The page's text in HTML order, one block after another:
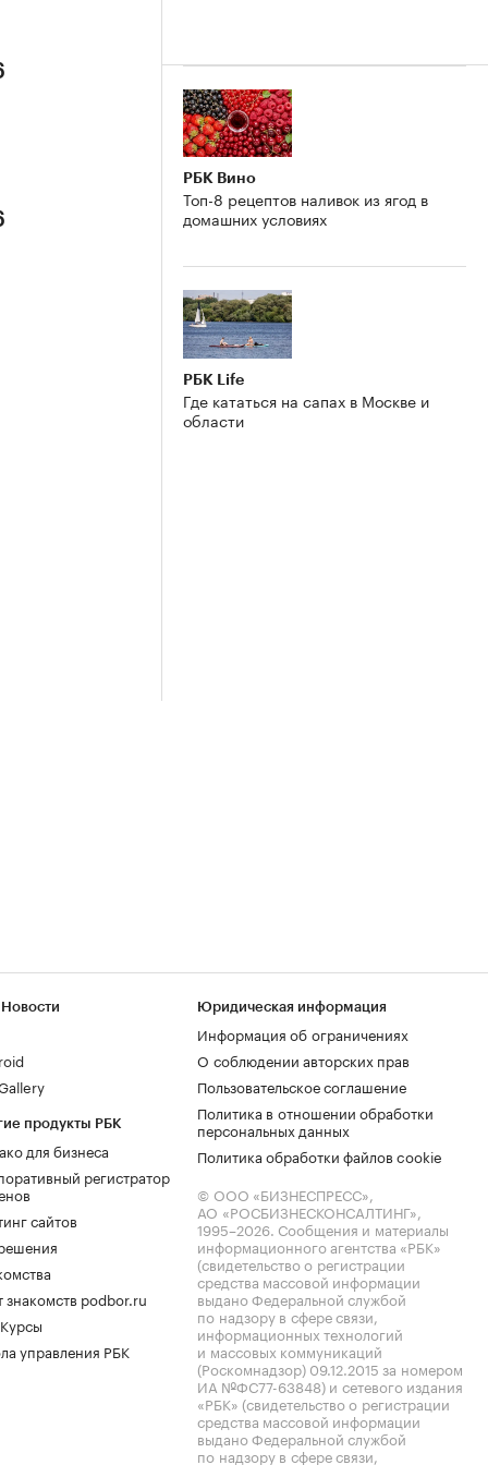
РБК Вино
Топ-8 рецептов наливок из ягод в
домашних условиях
РБК Life
Где кататься на сапах в Москве и
области
продукты РБК
для бизнеса
регистратор
сайтов
знакомств podbor.ru
управления РБК
Юридическая информация
Информация об ограничениях
О соблюдении авторских прав
Пользовательское соглашение
Политика в отношении обработки
персональных данных
Политика обработки файлов cookie
© ООО «БИЗНЕСПРЕСС»,
АО «РОСБИЗНЕСКОНСАЛТИНГ»,
1995–2026. Сообщения и материалы
информационного агентства «РБК»
(свидетельство о регистрации
средства массовой информации
выдано Федеральной службой
по надзору в сфере связи,
информационных технологий
и массовых коммуникаций
(Роскомнадзор) 09.12.2015 за номером
ИА №ФС77-63848) и сетевого издания
«РБК» (свидетельство о регистрации
средства массовой информации
выдано Федеральной службой
по надзору в сфере связи,